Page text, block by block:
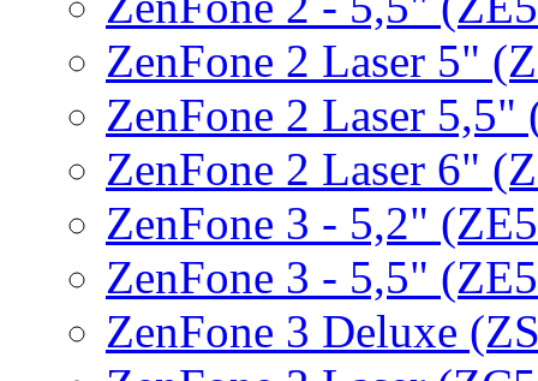
ZenFone 2 Laser 5"
ZenFone 2 Laser
ZenFone 2 Laser 6"
ZenFone 3 - 5,2"
ZenFone 3 - 5,5"
ZenFone 3 Deluxe